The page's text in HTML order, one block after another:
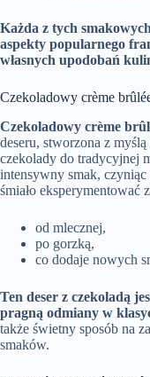
Każda z tych
aspekty popularnego
własnych upodobań
Czekoladowy crème
Czekoladowy crème
deseru, stworzona z
czekolady do tradycyjnej
intensywny smak,
śmiało eksperymentować
od mlecznej,
po gorzką,
co dodaje nowych
Ten deser z czekoladą
pragną odmiany w
także świetny sposób na
smaków.